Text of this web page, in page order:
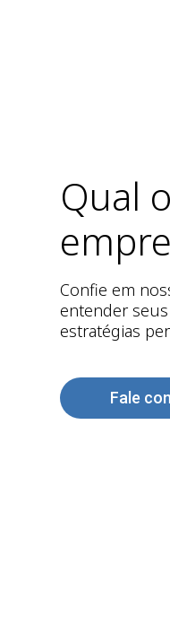
Qual o
Confie em
entender
estratégias
Fale